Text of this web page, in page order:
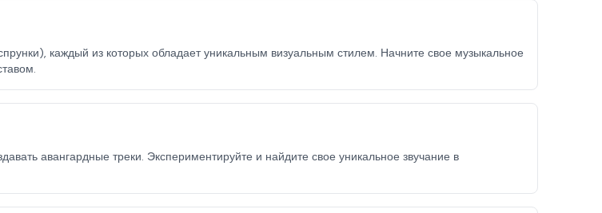
каждый из которых обладает уникальным визуальным стилем. Начните свое музыкальное
авангардные треки. Экспериментируйте и найдите свое уникальное звучание в